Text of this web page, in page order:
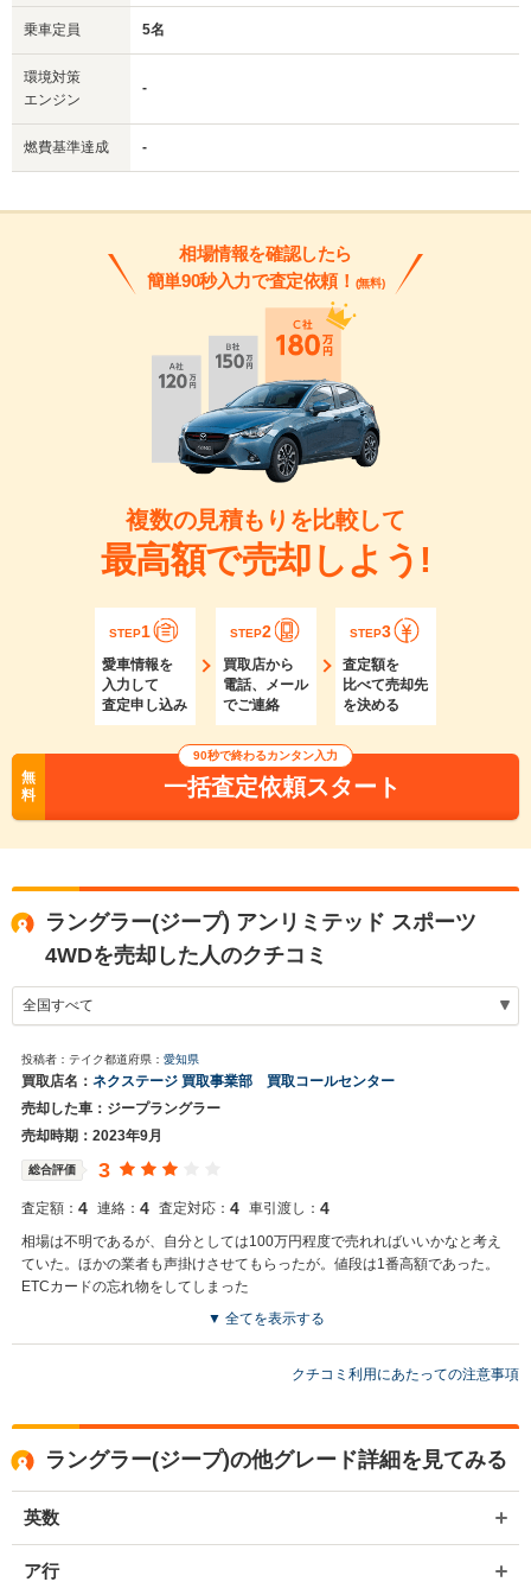
乗車定員 5名
環境対策
エンジン
-
燃費基準達成 -
相場情報を確認したら
簡単90秒入力で査定依頼！ (無料)
複数の見積もりを比較して
最高額で売却しよう!
STEP1
愛車情報を
入力して
査定申し込み
STEP2
買取店から
電話、メール
でご連絡
STEP3
査定額を
比べて売却先
を決める
無
料
90秒で終わるカンタン入力
一括査定依頼スタート
ラングラー(ジープ) アンリミテッド スポーツ
4WDを売却した人のクチコミ
投稿者：テイク都道府県： 愛知県
買取店名： ネクステージ 買取事業部 買取コールセンター
売却した車：ジープラングラー
売却時期：2023年9月
総合評価 3
査定額： 4 連絡： 4 査定対応： 4 車引渡し： 4
相場は不明であるが、自分としては100万円程度で売れればいいかなと考え
ていた。ほかの業者も声掛けさせてもらったが。値段は1番高額であった。
ETCカードの忘れ物をしてしまった
買取店からの返信
お世話になっております。 株式会社ネクステージでございます。 この
▼ 全てを表示する
クチコミ利用にあたっての注意事項
ラングラー(ジープ)の他グレード詳細を見てみる
英数
ア行